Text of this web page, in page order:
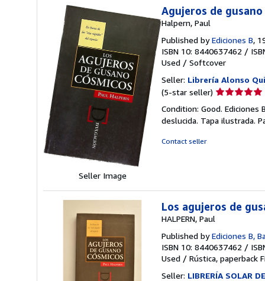
Seller Image
Agujeros de
Halpern, Paul
Published byEdiciones B,
ISBN 10: 8440637462 /
Used / Softcover
Seller: Librería Alonso
(5-star seller) Seller
5
out
Condition: Good. Ediciones
deslucida. Tapa ilustrada.
Contact seller
Los agujeros de
HALPERN, Paul
Published byEdiciones B,
ISBN 10: 8440637462 /
Used / Rústica, paperback
Seller: LIBRERÍA SOLAR